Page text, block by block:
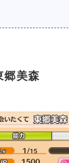
郷美森